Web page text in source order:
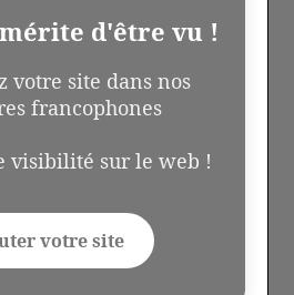
d'être vu !
votre site dans nos
francophones
visibilité sur le web !
votre site